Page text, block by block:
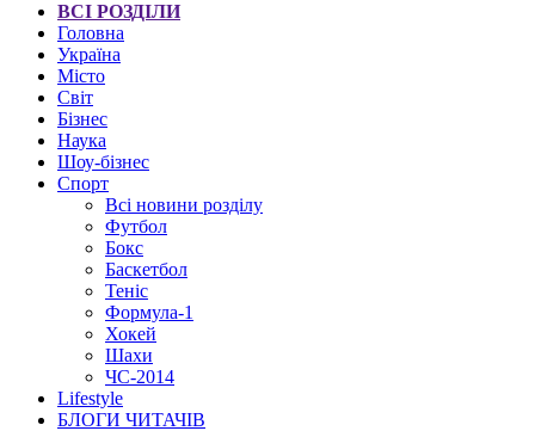
ВСІ РОЗДІЛИ
Головна
Україна
Місто
Світ
Бізнес
Наука
Шоу-бізнес
Спорт
Всі новини розділу
Футбол
Бокс
Баскетбол
Теніс
Формула-1
Хокей
Шахи
ЧС-2014
Lifestyle
БЛОГИ ЧИТАЧІВ